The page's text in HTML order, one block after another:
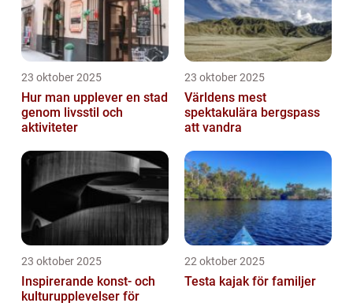
23 oktober 2025
Hur man upplever en stad
genom livsstil och
aktiviteter
23 oktober 2025
Världens mest
spektakulära bergspass
att vandra
23 oktober 2025
Inspirerande konst- och
kulturupplevelser för
22 oktober 2025
Testa kajak för familjer